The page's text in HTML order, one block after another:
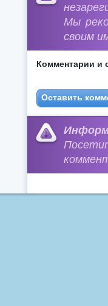
Мы
своим
Комментарии и
Оставить